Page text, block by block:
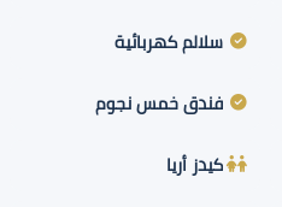
سلالم كهربائية
فندق خمس نجوم
كيدز أريا